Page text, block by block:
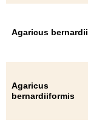
Agaricus bernardii
Agaricus
bernardiiformis